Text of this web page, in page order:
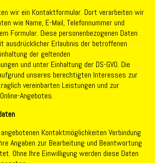
wir ein Kontaktformular. Dort verarbeiten wir
wie Name, E-Mail, Telefonnummer und
Formular. Diese personenbezogenen Daten
ausdrücklicher Erlaubnis der betroffenen
der geltenden
und unter Einhaltung der DS-GVO. Die
unseres berechtigten Interesses zur
vereinbarten Leistungen und zur
Angebotes.
Kontaktmöglichkeiten Verbindung
Angaben zur Bearbeitung und Beantwortung
Ohne Ihre Einwilligung werden diese Daten